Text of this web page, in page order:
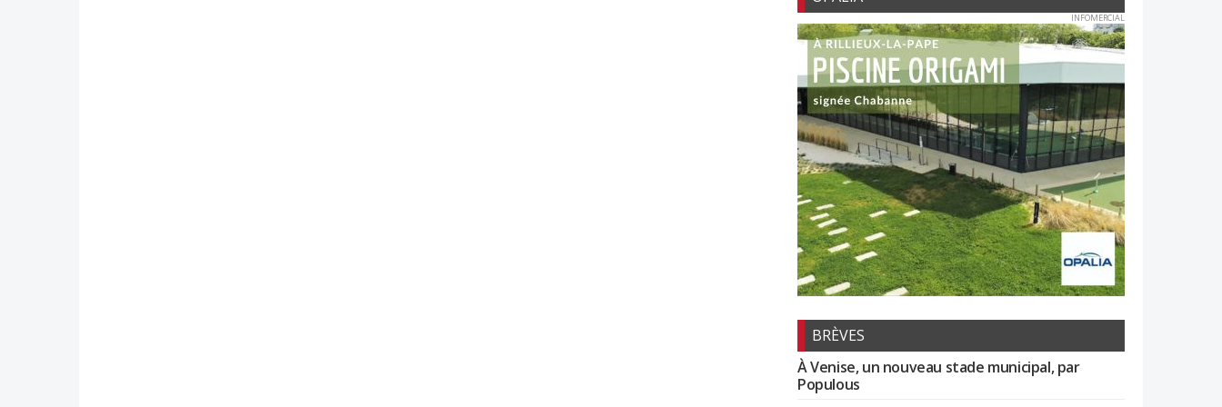
INFOMERCIAL
BRÈVES
À Venise, un nouveau stade municipal, par
Populous